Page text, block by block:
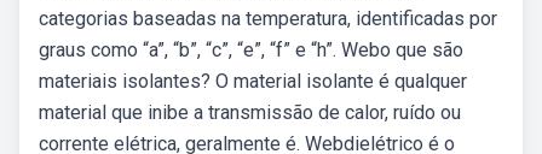
categorias baseadas na temperatura, identificadas por
graus como “a”, “b”, “c”, “e”, “f” e “h”. Webo que são
materiais isolantes? O material isolante é qualquer
material que inibe a transmissão de calor, ruído ou
corrente elétrica, geralmente é. Webdielétrico é o